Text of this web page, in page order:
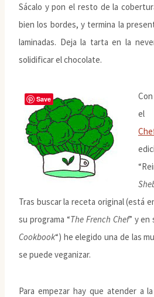
Sácalo y pon el resto de la
bien los bordes, y termina la
laminadas. Deja la tarta en la
solidificar el chocolate.
el
Tras buscar la receta original (está
su programa “The French Chef” y en
Cookbook“) he elegido una de las
se puede veganizar.
Para empezar hay que atender a
Save